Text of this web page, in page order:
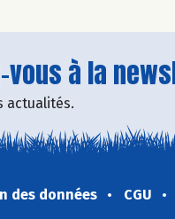
à la
actualités.
des données CGU